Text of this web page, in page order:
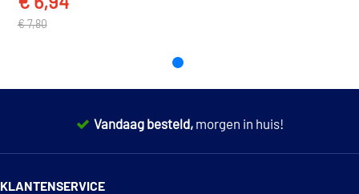
Vaico V10-6950
€ 7,80
Vandaag besteld, morgen in huis!
KLANTENSERVICE